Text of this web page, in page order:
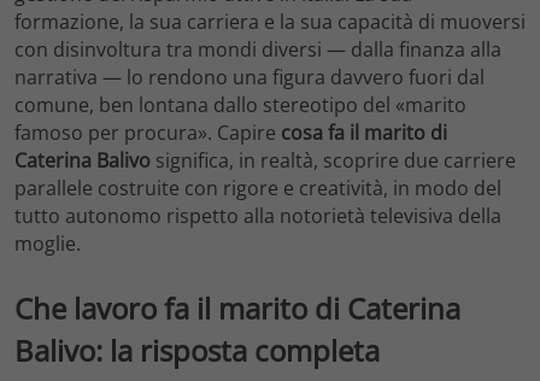
formazione, la sua carriera e la sua capacità di muoversi
con disinvoltura tra mondi diversi — dalla finanza alla
narrativa — lo rendono una figura davvero fuori dal
comune, ben lontana dallo stereotipo del «marito
famoso per procura». Capire cosa fa il marito di
Caterina Balivo significa, in realtà, scoprire due carriere
parallele costruite con rigore e creatività, in modo del
tutto autonomo rispetto alla notorietà televisiva della
moglie.
Che lavoro fa il marito di Caterina
Balivo: la risposta completa